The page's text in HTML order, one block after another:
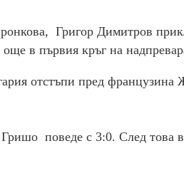
Григор Димитров
в първия кръг на
отстъпи пред
поведе с 3:0. След това в